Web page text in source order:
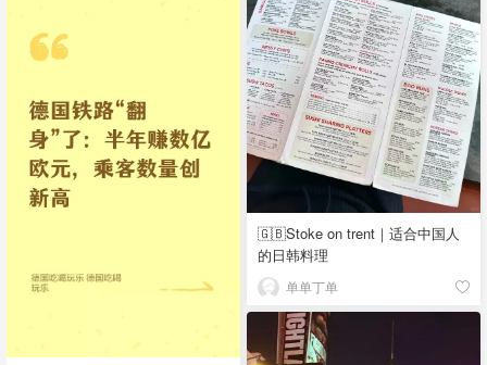
🇬🇧Stoke on trent｜适合中国人
的日韩料理
单单丁单